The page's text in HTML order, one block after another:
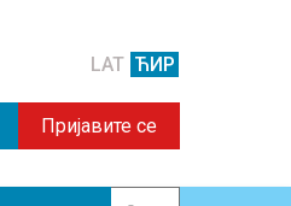
LAT ЋИР
Пријавите се